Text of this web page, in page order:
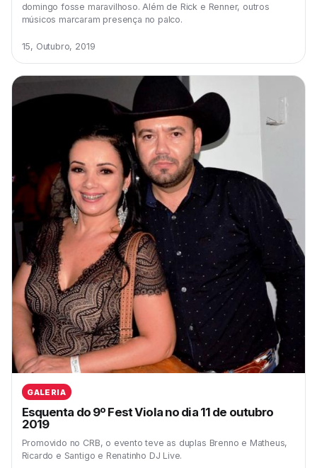
domingo fosse maravilhoso. Além de Rick e Renner, outros
músicos marcaram presença no palco.
15, Outubro, 2019
GALERIA
Esquenta do 9º Fest Viola no dia 11 de outubro
2019
Promovido no CRB, o evento teve as duplas Brenno e Matheus,
Ricardo e Santigo e Renatinho DJ Live.